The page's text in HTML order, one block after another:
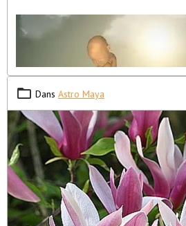
joue au sein de la lignée familiale et
imprime une signature énergétique
personnalité, la mission et les défis
un aperçu des traits principaux associés
Dans Astro Maya